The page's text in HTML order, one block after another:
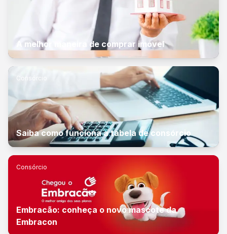
A melhor maneira de comprar imóvel
Consórcio
Saiba como funciona a tabela de consórcio
Consórcio
Embracão: conheça o novo mascote da
Embracon